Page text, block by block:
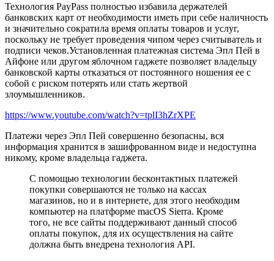
Технология PayPass полностью избавила держателей
банковских карт от необходимости иметь при себе наличность
и значительно сократила время оплаты товаров и услуг,
поскольку не требует проведения чипом через считыватель и
подписи чеков.Установленная платежная система Эпл Пей в
Айфоне или другом яблочном гаджете позволяет владельцу
банковской карты отказаться от постоянного ношения ее с
собой с риском потерять или стать жертвой
злоумышленников.
https://www.youtube.com/watch?v=tplI3hZrXPE
Платежи через Эпл Пей совершенно безопасны, вся
информация хранится в зашифрованном виде и недоступна
никому, кроме владельца гаджета.
С помощью технологии бесконтактных платежей
покупки совершаются не только на кассах
магазинов, но и в интернете, для этого необходим
компьютер на платформе macOS Sierra. Кроме
того, не все сайты поддерживают данный способ
оплаты покупок, для их осуществления на сайте
должна быть внедрена технология API.